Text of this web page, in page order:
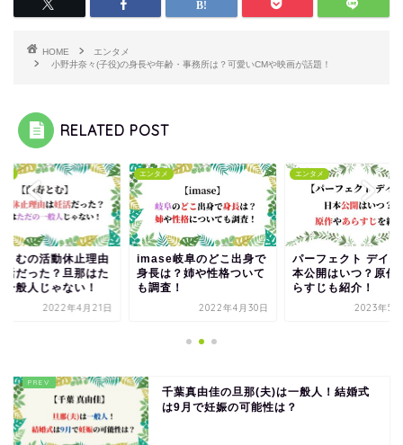
HOME
エンタメ
小野井奈々(子役)の身長や年齢・事務所は？可愛いCMや映画が話題！
RELATED POST
岐阜のどこ出身で
は？姉や性格ついて
査！
2022年4月30日
エンタメ
パーフェクト デイズの日
本公開はいつ？原作やあ
らすじも紹介！
2023年5月28日
エンタメ
蘭寿とむの活動休止
は妊活だった？旦那
だの一般人じゃない
2022年4
千葉真由佳の旦那(夫)は一般人！結婚式
は9月で妊娠の可能性は？